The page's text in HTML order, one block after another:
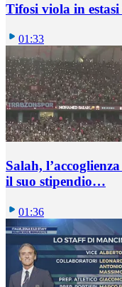
Tifosi viola in
01:33
Salah,
il suo stipendio…
01:36